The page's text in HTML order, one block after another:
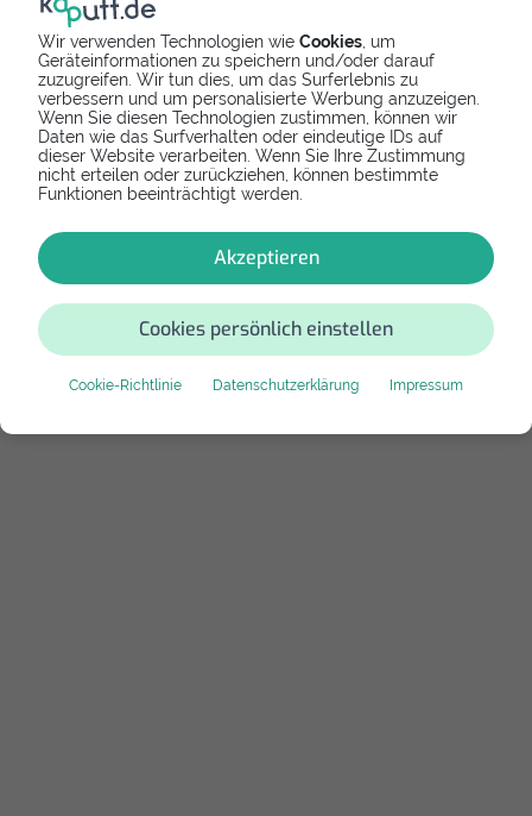
Wir verwenden Technologien wie Cookies , um
Geräteinformationen zu speichern und/oder darauf
zuzugreifen. Wir tun dies, um das Surferlebnis zu
verbessern und um personalisierte Werbung anzuzeigen.
Wenn Sie diesen Technologien zustimmen, können wir
Daten wie das Surfverhalten oder eindeutige IDs auf
dieser Website verarbeiten. Wenn Sie Ihre Zustimmung
nicht erteilen oder zurückziehen, können bestimmte
Funktionen beeinträchtigt werden.
Akzeptieren
Cookies persönlich einstellen
Cookie-Richtlinie Datenschutzerklärung Impressum
Bewertung
Bewertung schreiben
Diese Anleitung hat noch keine Bewertung.
Falls dir das Tutorial bei der Reparatur geholfen
hat, teile deine Erfahrung. Das hilft anderen